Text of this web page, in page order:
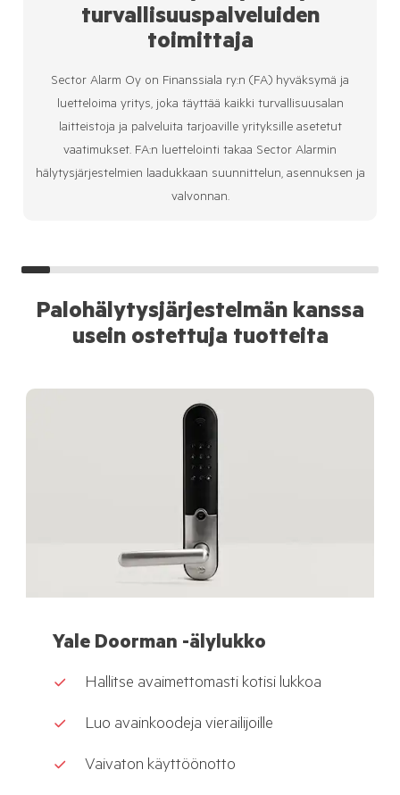
turvallisuuspalveluiden
toimittaja
Sector Alarm Oy on Finanssiala ry:n (FA) hyväksymä ja
luetteloima yritys, joka täyttää kaikki turvallisuusalan
laitteistoja ja palveluita tarjoaville yrityksille asetetut
vaatimukset. FA:n luettelointi takaa Sector Alarmin
hälytysjärjestelmien laadukkaan suunnittelun, asennuksen ja
valvonnan.
Palohälytysjärjestelmän kanssa
usein ostettuja tuotteita
Yale Doorman -älylukko
Hallitse avaimettomasti kotisi lukkoa
Luo avainkoodeja vierailijoille
Vaivaton käyttöönotto